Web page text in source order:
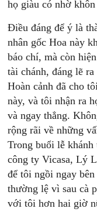
họ giàu có nhờ
Điều đáng để ý là
nhân gốc Hoa này
báo chí, mà còn
tài chánh, đáng lẽ
Hoàn cảnh đã cho
này, và tôi nhận ra
và ngay thẳng.
rộng rãi về những
Trong buổi lễ khánh
công ty Vicasa, Lý
để tôi ngồi ngay
thường lệ vì sau cà
với tôi hơn hai giờ